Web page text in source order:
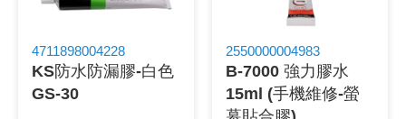
4711898004228
KS防水防漏膠-白色
GS-30
2550000004983
B-7000 強力膠水
15ml (手機維修-螢